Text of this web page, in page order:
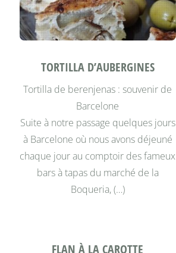
TORTILLA D’AUBERGINES
Tortilla de berenjenas : souvenir de
Barcelone
Suite à notre passage quelques jours
à Barcelone où nous avons déjeuné
chaque jour au comptoir des fameux
bars à tapas du marché de la
Boqueria, (…)
FLAN À LA CAROTTE